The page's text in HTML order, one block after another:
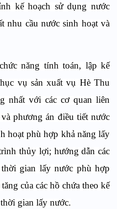
kế hoạch sử dụng nước
nhu cầu nước sinh hoạt và
năng tính toán, lập kế
vụ sản xuất vụ Hè Thu
nhất với các cơ quan liên
phương án điều tiết nước
hoạt phù hợp khả năng lấy
thủy lợi; hướng dẫn các
gian lấy nước phù hợp
của các hồ chứa theo kế
gian lấy nước.